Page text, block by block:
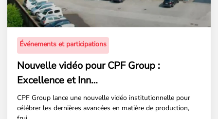
Événements et participations
Nouvelle vidéo pour CPF Group :
Excellence et Inn…
CPF Group lance une nouvelle vidéo institutionnelle pour
célébrer les dernières avancées en matière de production,